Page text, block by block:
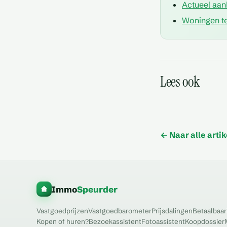
Actueel
Woningen
Lees ook
rekening mee
Zijn er verplichte
← Naar alle
ImmoSpeurder
VastgoedprijzenVastgoedbarometerPrijsdalingen
Kopen of huren?BezoekassistentFotoassistentKoopdossier